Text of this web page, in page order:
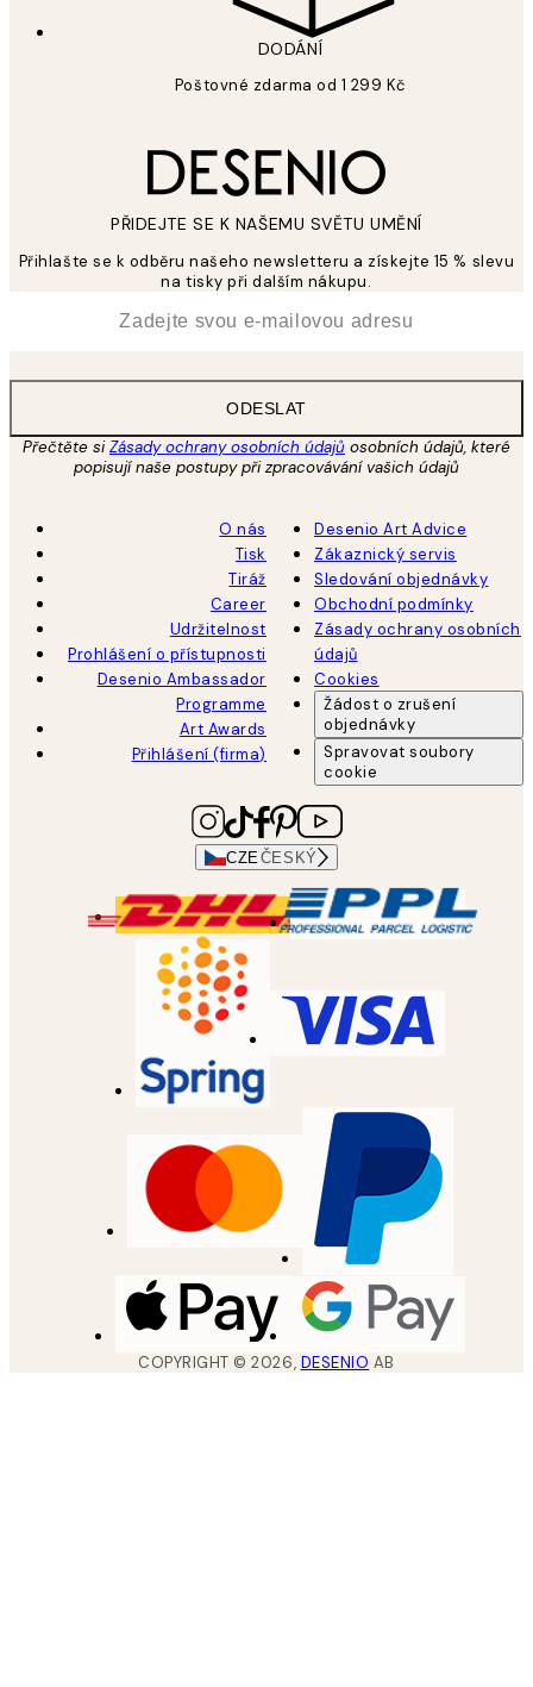
DODÁNÍ
Poštovné zdarma od 1 299 Kč
PŘIDEJTE SE K NAŠEMU SVĚTU UMĚNÍ
Přihlašte se k odběru našeho newsletteru a získejte 15 % slevu
na tisky při dalším nákupu.
ODESLAT
Přečtěte siZásady ochrany osobních údajů osobních údajů, které
popisují naše postupy při zpracovávání vašich údajů
O nás
Tisk
Tiráž
Career
Udržitelnost
Prohlášení o přístupnosti
Desenio Ambassador
Programme
Art Awards
Přihlášení (firma)
Desenio Art Advice
Zákaznický servis
Sledování objednávky
Obchodní podmínky
Zásady ochrany osobních
údajů
Cookies
Žádost o zrušení
objednávky
Spravovat soubory
cookie
CZE ČESKÝ
COPYRIGHT ©2026, DESENIO AB